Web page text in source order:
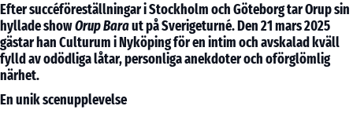
Efter succéföreställningar i Stockholm och Göteborg tar Orup sin
hyllade showOrup Baraut på Sverigeturné. Den 21 mars 2025
gästar han Culturum i Nyköping för en intim och avskalad kväll
fylld av odödliga låtar, personliga anekdoter och oförglömlig
närhet.
En unik scenupplevelse